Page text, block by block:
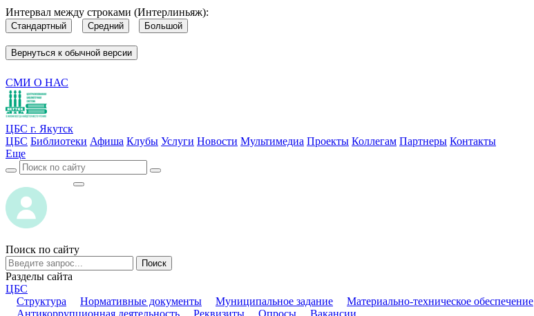
Интервал между строками (Интерлиньяж):
Стандартный Средний Большой
Вернуться к обычной версии
СМИ О НАС
ЦБС г. Якутск
ЦБС Библиотеки Афиша Клубы Услуги Новости Мультимедиа Проекты Коллегам Партнеры Контакты
Еще
Поиск по сайту
Поиск
Разделы сайта
ЦБС
Структура
Нормативные документы Муниципальное задание Материально-техническое обеспечение